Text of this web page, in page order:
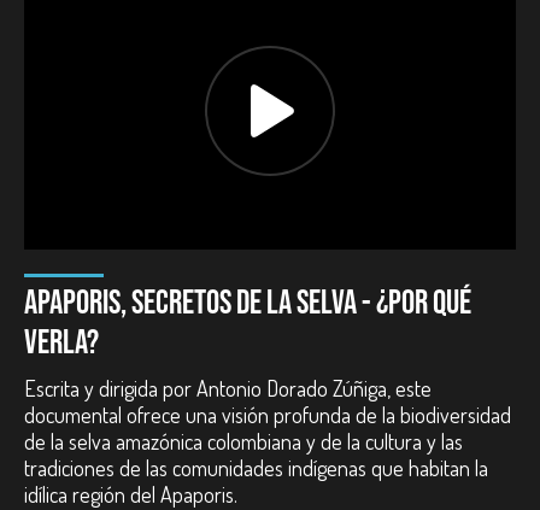
Comunidades del Apaporis, Antonio Tanimuca, Wade
Davis, Antonio Dorado.
Antonio Dorado Zúñiga.
Dirección de fotografía:Mauricio Vidal.
Realización de Documentales. Fondo para el Desarrollo
Cinematográfico - FDC. Colombia. 2005.
Postproducción de Largometrajes. Fondo para el Desarrollo
Cinematográfico - FDC. Colombia. 2009.
Premio Especial. Festival Internacional de Cine de Cartagena de Indias
- FICCI. Colombia. 2011.
Mención de honor. Festival de Cine de Bogotá - BOGOCINE. Colombia.
2011.
APAPORIS, SECRETOS DE LA SELVA - ¿POR QUÉ
VERLA?
Escrita y dirigida por Antonio Dorado Zúñiga, este
documental ofrece una visión profunda de la biodiversidad
de la selva amazónica colombiana y de la cultura y las
tradiciones de las comunidades indígenas que habitan la
idílica región del Apaporis.